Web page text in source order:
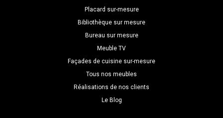
Placard sur-mesure
Bibliothèque sur mesure
Bureau sur mesure
Meuble TV
Façades de cuisine sur-mesure
Tous nos meubles
Réalisations de nos clients
Le Blog